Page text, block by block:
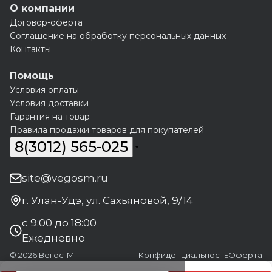
О компании
Договор-оферта
Соглашение на обработку персональных данных
Контакты
Помощь
Условия оплаты
Условия доставки
Гарантия на товар
Правила продажи товаров для покупателей
8(3012) 565-025
site@vegosm.ru
г. Улан-Удэ, ул. Сахьяновой, 9/14
с 9:00 до 18:00
Ежедневно
© 2026 Вегос-М КонфиденциальностьОферта